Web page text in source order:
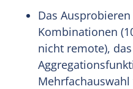
Das
Kombinationen
nicht remote),